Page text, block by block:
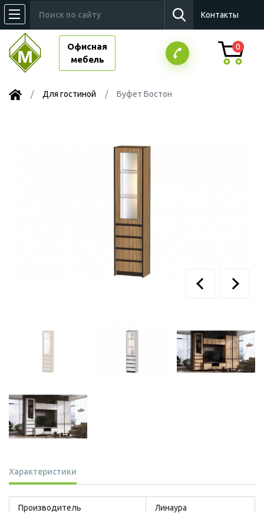
Контакты
Офисная
мебель
0
Для гостиной Буфет Бостон
Характеристики
Производитель Линаура